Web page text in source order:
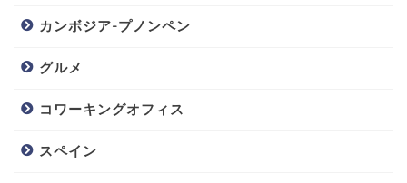
カンボジア-プノンペン
グルメ
コワーキングオフィス
スペイン